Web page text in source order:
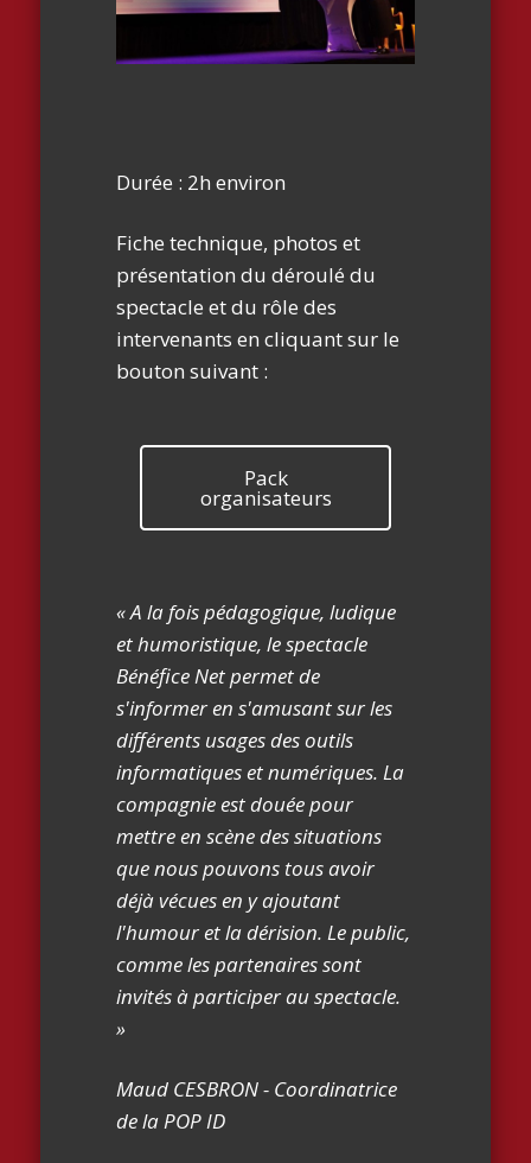
Durée : 2h environ
Fiche technique, photos et
présentation du déroulé du
spectacle et du rôle des
intervenants en cliquant sur le
bouton suivant :
Pack
organisateurs
« A la fois pédagogique, ludique
et humoristique, le spectacle
Bénéfice Net permet de
s'informer en s'amusant sur les
différents usages des outils
informatiques et numériques. La
compagnie est douée pour
mettre en scène des situations
que nous pouvons tous avoir
déjà vécues en y ajoutant
l'humour et la dérision. Le public,
comme les partenaires sont
invités à participer au spectacle.
»
Maud CESBRON - Coordinatrice
de la POP ID